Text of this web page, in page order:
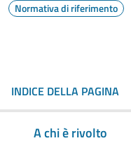
Normativa di riferimento
INDICE DELLA PAGINA
A chi è rivolto